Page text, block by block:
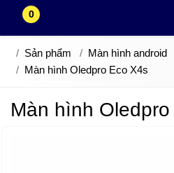
0
Sản phẩm
Màn hình android
Màn hình Oledpro Eco X4s
Màn hình